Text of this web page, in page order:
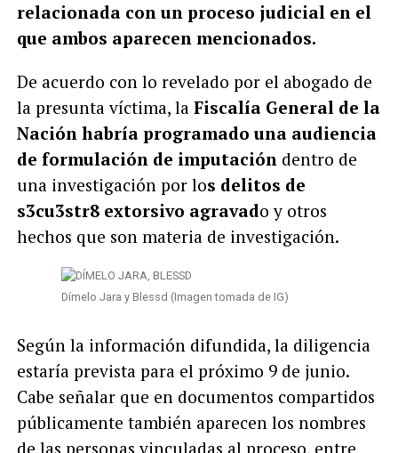
relacionada con un proceso judicial en el
que ambos aparecen mencionados.
De acuerdo con lo revelado por el abogado de
la presunta víctima, la Fiscalía General de la
Nación habría programado una audiencia
de formulación de imputacióndentro de
una investigación por los delitos de
s3cu3str8 extorsivo agravado y otros
hechos que son materia de investigación.
Dímelo Jara y Blessd (Imagen tomada de IG)
Según la información difundida, la diligencia
estaría prevista para el próximo 9 de junio.
Cabe señalar que en documentos compartidos
públicamente también aparecen los nombres
de las personas vinculadas al proceso, entre